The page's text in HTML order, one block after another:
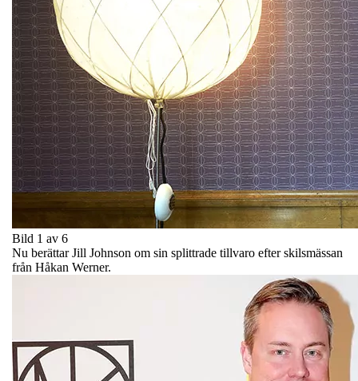
Bild 1 av 6
Nu berättar Jill Johnson om sin splittrade tillvaro efter skilsmässan
från Håkan Werner.